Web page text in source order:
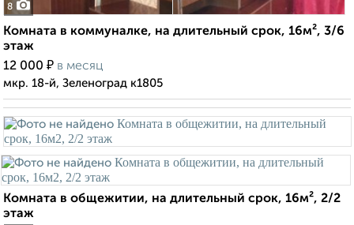
8
Комната в коммуналке, на длительный срок, 16м², 3/6
этаж
12 000 ₽ в месяц
мкр. 18-й, Зеленоград к1805
Комната в общежитии, на длительный срок, 16м², 2/2
этаж